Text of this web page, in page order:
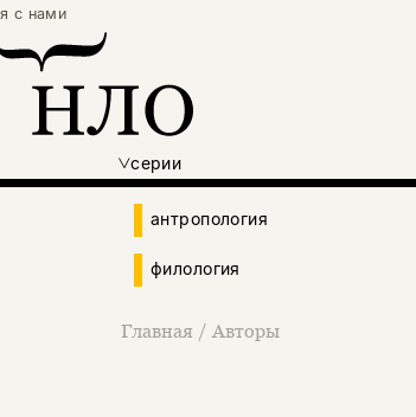
с нами
серии
антропология
филология
Главная / Авторы